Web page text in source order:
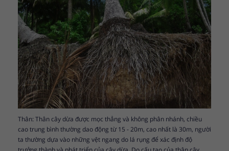
Thân: Thân cây dừa được mọc thẳng và không phân nhánh, chiều
cao trung bình thường dao động từ 15 - 20m, cao nhất là 30m, người
ta thường dựa vào những vệt ngang do lá rụng để xác định độ